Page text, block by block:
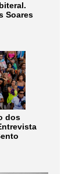
Soares
dos